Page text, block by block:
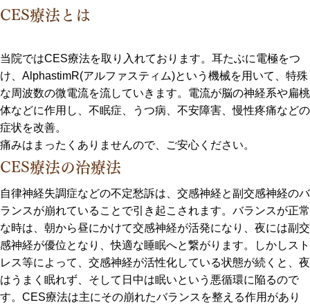
CES療法とは
当院ではCES療法を取り入れております。耳たぶに電極をつ
け、AlphastimR(アルファスティム)という機械を用いて、特殊
な周波数の微電流を流していきます。電流が脳の神経系や扁桃
体などに作用し、不眠症、うつ病、不安障害、慢性疼痛などの
症状を改善。
痛みはまったくありませんので、ご安心ください。
CES療法の治療法
自律神経失調症などの不定愁訴は、交感神経と副交感神経のバ
ランスが崩れていることで引き起こされます。バランスが正常
な時は、朝から昼にかけて交感神経が活発になり、夜には副交
感神経が優位となり、快適な睡眠へと繋がります。しかしスト
レス等によって、交感神経が活性化している状態が続くと、夜
はうまく眠れず、そして日中は眠いという悪循環に陥るので
す。CES療法は主にその崩れたバランスを整える作用があり